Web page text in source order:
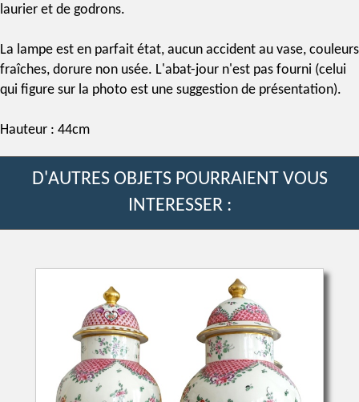
laurier et de godrons.
La lampe est en parfait état, aucun accident au vase, couleurs
fraîches, dorure non usée. L'abat-jour n'est pas fourni (celui
qui figure sur la photo est une suggestion de présentation).
Hauteur : 44cm
D'AUTRES OBJETS POURRAIENT VOUS
INTERESSER :